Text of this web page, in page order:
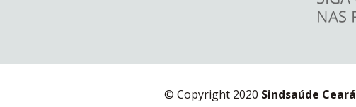
© Copyright 2020 Sindsaúde Ceará